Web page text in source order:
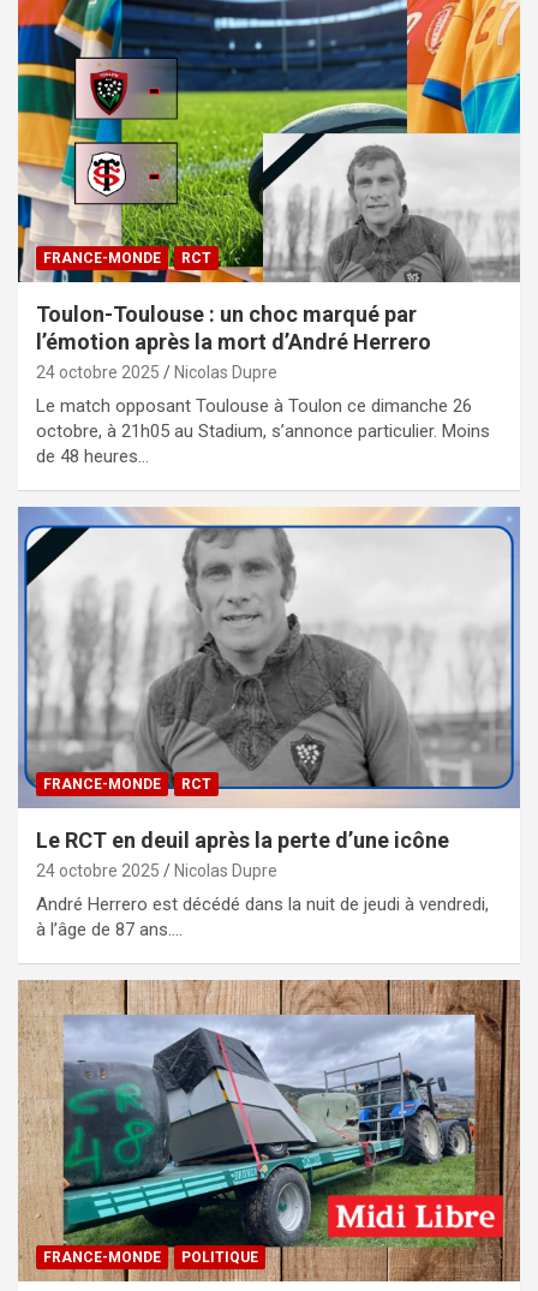
FRANCE-MONDE RCT
Toulon-Toulouse : un choc marqué par
l’émotion après la mort d’André Herrero
24 octobre 2025 Nicolas Dupre
Le match opposant Toulouse à Toulon ce dimanche 26
octobre, à 21h05 au Stadium, s’annonce particulier. Moins
de 48 heures…
FRANCE-MONDE RCT
Le RCT en deuil après la perte d’une icône
24 octobre 2025 Nicolas Dupre
André Herrero est décédé dans la nuit de jeudi à vendredi,
à l’âge de 87 ans.…
FRANCE-MONDE POLITIQUE